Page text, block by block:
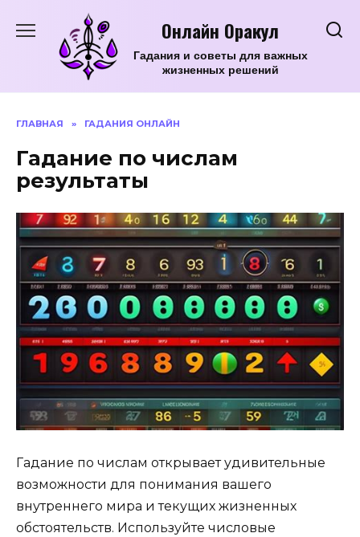
содержанию
Онлайн Оракул
Гадания и советы для важных
жизненных решений
ГЛАВНАЯ » ГАДАНИЯ ОНЛАЙН
Гадание по числам
результаты
Гадание по числам открывает удивительные
возможности для понимания вашего
внутреннего мира и текущих жизненных
обстоятельств. Используйте числовые